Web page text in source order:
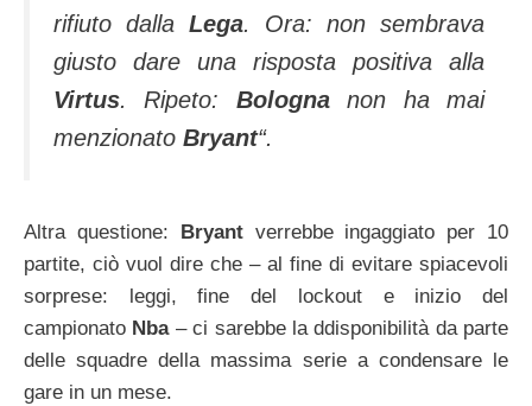
rifiuto dalla Lega. Ora: non sembrava
giusto dare una risposta positiva alla
Virtus. Ripeto: Bolognanon ha mai
menzionato Bryant“.
Altra questione: Bryantverrebbe ingaggiato per 10
partite, ciò vuol dire che – al fine di evitare spiacevoli
sorprese: leggi, fine del lockout e inizio del
campionato Nba– ci sarebbe la ddisponibilità da parte
delle squadre della massima serie a condensare le
gare in un mese.